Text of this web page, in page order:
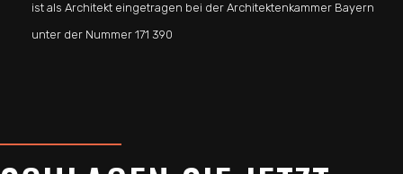
ist als Architekt eingetragen bei der Architektenkammer Bayern
unter der Nummer 171 390